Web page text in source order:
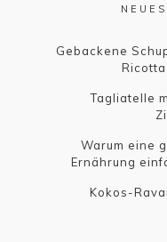
Gebackene
Tagliatelle
Warum eine
Ernährung
Kokos-